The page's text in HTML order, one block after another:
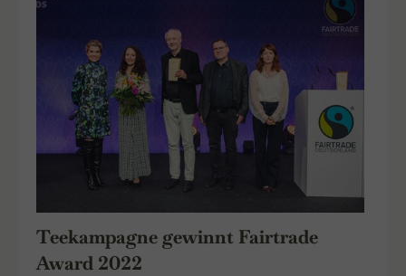
Teekampagne gewinnt Fairtrade
Award 2022